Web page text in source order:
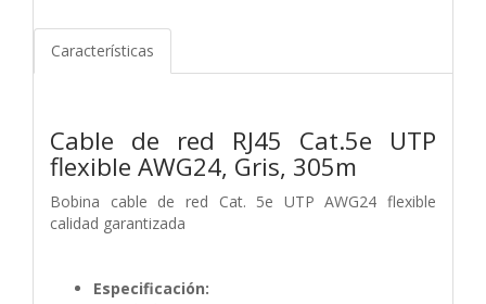
Características
Cable de red RJ45 Cat.5e UTP
flexible AWG24, Gris, 305m
Bobina cable de red Cat. 5e UTP AWG24 flexible
calidad garantizada
Especificación: